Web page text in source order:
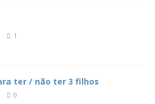
1
ter / não ter 3 filhos
0